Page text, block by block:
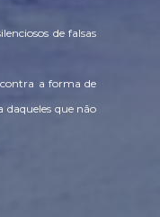
de falsas
a forma de
daqueles que não